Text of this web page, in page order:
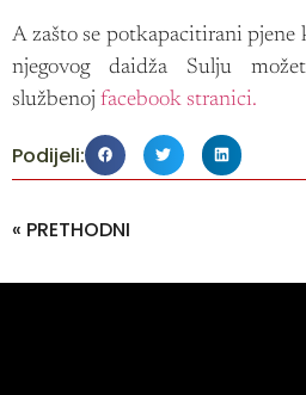
A zašto se potkapacitirani pjene
njegovog daidža Sulju
službenoj facebook stranici.
Podijeli:
« PRETHODNI